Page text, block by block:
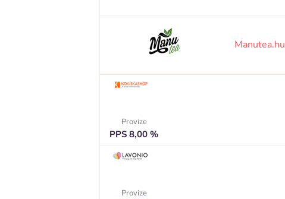
Manutea.hu
Provize
PPS 8,00 %
Provize